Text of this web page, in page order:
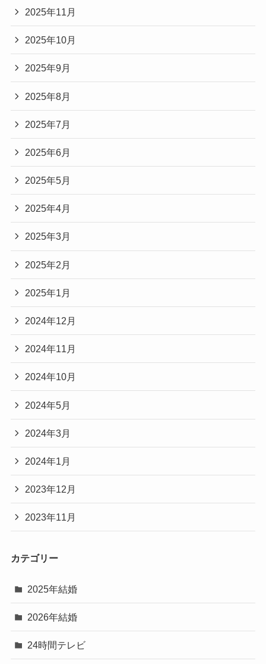
2025年11月
2025年10月
2025年9月
2025年8月
2025年7月
2025年6月
2025年5月
2025年4月
2025年3月
2025年2月
2025年1月
2024年12月
2024年11月
2024年10月
2024年5月
2024年3月
2024年1月
2023年12月
2023年11月
カテゴリー
2025年結婚
2026年結婚
24時間テレビ